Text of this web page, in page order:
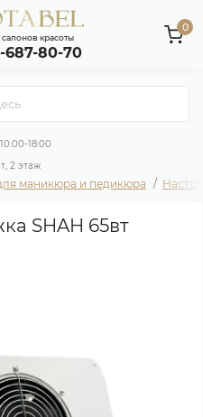
687-80-70
красоты
18:00
2 этаж
0
маникюра и педикюра
SHAH 65вт